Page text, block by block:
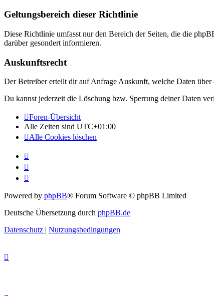
Geltungsbereich dieser Richtlinie
Diese Richtlinie umfasst nur den Bereich der Seiten, die die
darüber gesondert informieren.
Auskunftsrecht
Der Betreiber erteilt dir auf Anfrage Auskunft, welche Daten über
Du kannst jederzeit die Löschung bzw. Sperrung deiner Daten
Foren-Übersicht
Alle Zeiten sind UTC+01:00
Alle Cookies löschen
Powered by phpBB® Forum Software © phpBB Limited
Deutsche Übersetzung durch phpBB.de
Datenschutz | Nutzungsbedingungen